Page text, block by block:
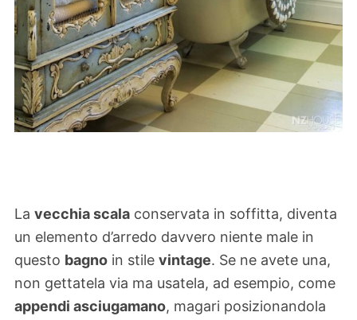
La vecchia scala conservata in soffitta, diventa
un elemento d’arredo davvero niente male in
questo bagno in stile vintage. Se ne avete una,
non gettatela via ma usatela, ad esempio, come
appendi asciugamano, magari posizionandola